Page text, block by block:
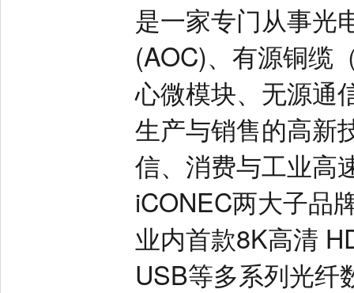
是一家专门从事光
(AOC)、有源铜缆
心微模块、无源通
生产与销售的高新
信、消费与工业高
iCONEC两大子品
业内首款8K高清
USB等多系列光纤